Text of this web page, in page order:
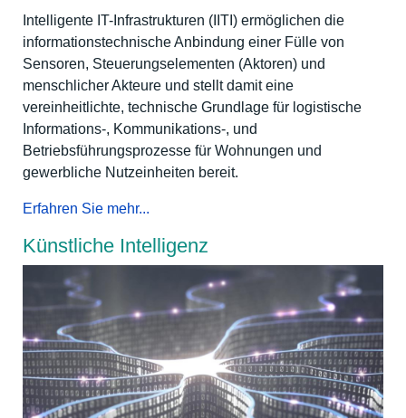
Intelligente IT-Infrastrukturen (IITI) ermöglichen die
informationstechnische Anbindung einer Fülle von
Sensoren, Steuerungselementen (Aktoren) und
menschlicher Akteure und stellt damit eine
vereinheitlichte, technische Grundlage für logistische
Informations-, Kommunikations-, und
Betriebsführungsprozesse für Wohnungen und
gewerbliche Nutzeinheiten bereit.
Erfahren Sie mehr...
Künstliche Intelligenz